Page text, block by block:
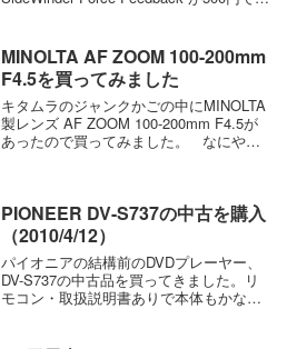
MINOLTA AF ZOOM 100-200mm
F4.5を買ってみました
キタムラのジャンクかごの中にMINOLTA
製レンズ AF ZOOM 100-200mm F4.5が
あったので買ってみました。 なにやら
PIONEER DV-S737の中古を購入
（2010/4/12）
パイオニアの結構前のDVDプレーヤー、
DV-S737の中古品を買ってきました。リ
モコン・取扱説明書ありで本体もかなり